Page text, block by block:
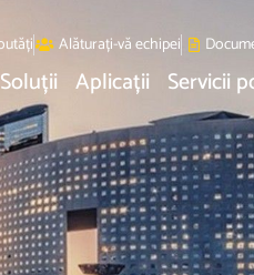
Alăturați-vă echipei
Aplicații Servicii